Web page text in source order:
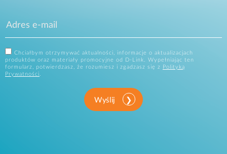
Chciałbym otrzymywać aktualności, informacje o aktualizacjach
produktów oraz materiały promocyjne od D-Link. Wypełniając ten
formularz, potwierdzasz, że rozumiesz i zgadzasz się z
Polityką
Prywatności.
Wyślij